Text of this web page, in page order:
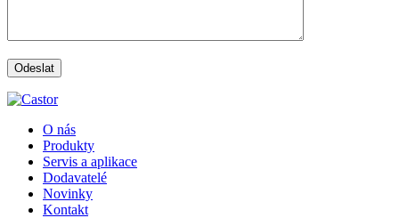
O nás
Produkty
Servis a aplikace
Dodavatelé
Novinky
Kontakt